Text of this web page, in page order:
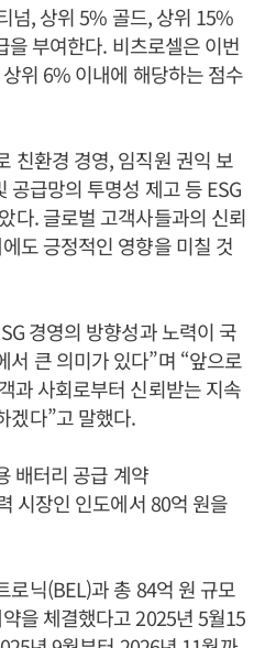
넘, 상위 5% 골드, 상위 15%
부여한다. 비츠로셀은 이번
위 6% 이내에 해당하는 점수
친환경 경영, 임직원 권익 보
공급망의 투명성 제고 등 ESG
다. 글로벌 고객사들과의 신뢰
도 긍정적인 영향을 미칠 것
경영의 방향성과 노력이 국
서 큰 의미가 있다”며 “앞으로
과 사회로부터 신뢰받는 지속
겠다”고 말했다.
배터리 공급 계약
시장인 인도에서 80억 원을
로닉(BEL)과 총 84억 원 규모
을 체결했다고 2025년 5월15